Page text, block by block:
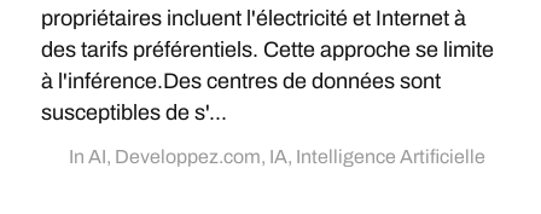
propriétaires incluent l'électricité et Internet à
des tarifs préférentiels. Cette approche se limite
à l'inférence.Des centres de données sont
susceptibles de s'...
In AI, Developpez.com, IA, Intelligence Artificielle